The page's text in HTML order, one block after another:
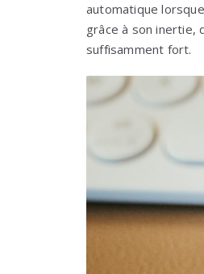
automatique
grâce à son inertie,
suffisamment fort.